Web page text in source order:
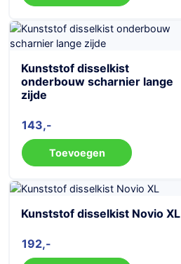
Kunststof disselkist
onderbouw scharnier lange
zijde
143
Toevoegen
Kunststof disselkist Novio XL
192